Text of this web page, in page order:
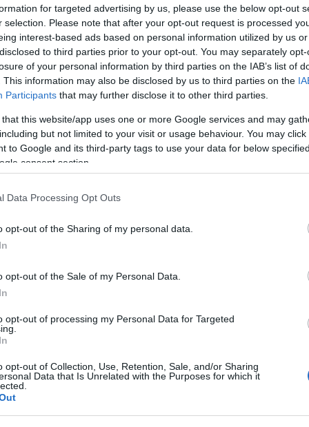
for targeted advertising by us, please use the below opt-out
selection. Please note that after your opt-out request is processed
interest-based ads based on personal information utilized by us
to third parties prior to your opt-out. You may separately
of your personal information by third parties on the IAB’s list of
This information may also be disclosed by us to third parties on the
Participants that may further disclose it to other third parties.
that this website/app uses one or more Google services and may
but not limited to your visit or usage behaviour. You may
to Google and its third-party tags to use your data for below
consent section.
Data Processing Opt Outs
opt-out of the Sharing of my personal data.
opt-out of the Sale of my Personal Data.
opt-out of processing my Personal Data for Targeted
opt-out of Collection, Use, Retention, Sale, and/or Sharing
Data that Is Unrelated with the Purposes for which it
ovat harjoitussuunnitelmasi pääasioita?
mukaan ja olen pystynyt harjoittelemaan
kahdesti päivässä harjoitteluun tuo joka
olen saanut treenit ja työn yhdistettyä
työmatkoihin juoksemalla aamulla töihin
muuhun jää.
poiketen keskitytty hieman eri asioihin ja
Tämä ei tarkoita sitä, että harjoittelu olisi
on hieman selkiytetty.
Lahden Ahkeran maileri Kari Räsänen.
valmennussuhde. Yhteistyömme alkoi vuoden
yhteistyö toimii hyvin.
oudoilta ja mielenkiintoisilta, koska siirryin
pariin. Heti alussa huomasin myös, että
harjoittelu tuntuu mielekkäältä. Pitkän
ja minä myös tunnen valmentajani
kertoa omia tuntemuksiani ja tarpeen